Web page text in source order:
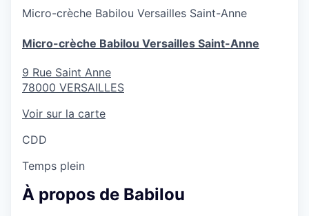
Micro-crèche Babilou Versailles Saint-Anne
Micro-crèche Babilou Versailles Saint-Anne
9 Rue Saint Anne
78000 VERSAILLES
Voir sur la carte
CDD
Temps plein
À propos de Babilou